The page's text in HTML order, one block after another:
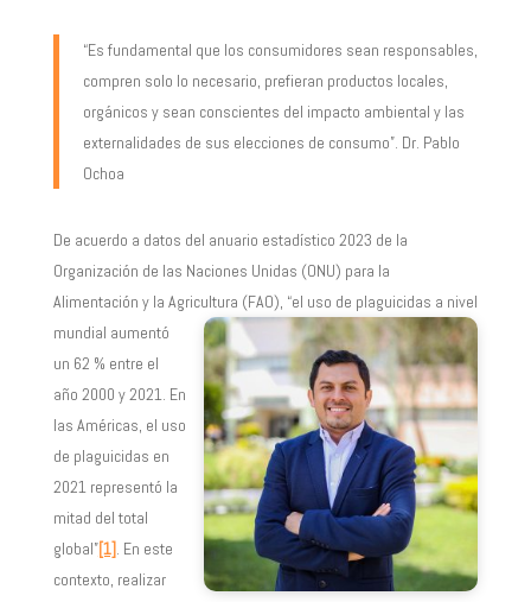
“Es fundamental que los consumidores sean responsables,
compren solo lo necesario, prefieran productos locales,
orgánicos y sean conscientes del impacto ambiental y las
externalidades de sus elecciones de consumo”. Dr. Pablo
Ochoa
De acuerdo a datos del anuario estadístico 2023 de la
Organización de las Naciones Unidas (ONU) para la
Alimentación y la Agricultura (FAO), “el uso de plaguicidas a nivel
mundial aumentó
un 62 % entre el
año 2000 y 2021. En
las Américas, el uso
de plaguicidas en
2021 representó la
mitad del total
global”[1]. En este
contexto, realizar